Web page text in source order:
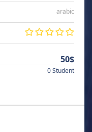
arabic
50$
0 Student